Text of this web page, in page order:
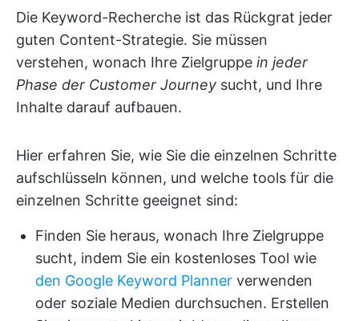
Die Keyword-Recherche ist das Rückgrat jeder
guten Content-Strategie. Sie müssen
verstehen, wonach Ihre Zielgruppe in jeder
Phase der Customer Journey sucht, und Ihre
Inhalte darauf aufbauen.
Hier erfahren Sie, wie Sie die einzelnen Schritte
aufschlüsseln können, und welche tools für die
einzelnen Schritte geeignet sind:
Finden Sie heraus, wonach Ihre Zielgruppe
sucht, indem Sie ein kostenloses Tool wie
den Google Keyword Planner verwenden
oder soziale Medien durchsuchen. Erstellen